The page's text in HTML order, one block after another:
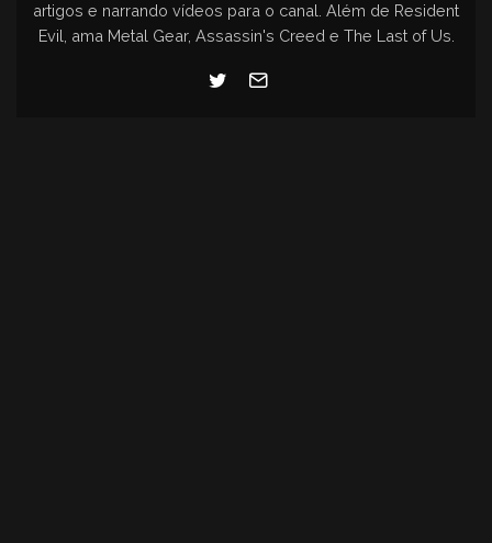
artigos e narrando vídeos para o canal. Além de Resident
Evil, ama Metal Gear, Assassin's Creed e The Last of Us.